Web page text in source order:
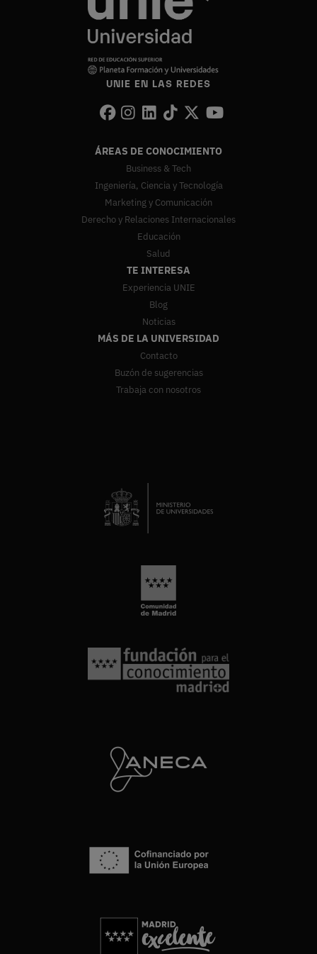
UNIE EN LAS REDES
ÁREAS DE CONOCIMIENTO
Business & Tech
Ingeniería, Ciencia y Tecnología
Marketing y Comunicación
Derecho y Relaciones Internacionales
Educación
Salud
TE INTERESA
Experiencia UNIE
Blog
Noticias
MÁS DE LA UNIVERSIDAD
Contacto
Buzón de sugerencias
Trabaja con nosotros